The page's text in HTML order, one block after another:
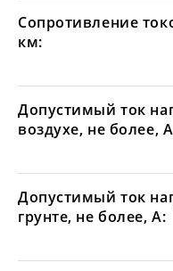
Сопротивление
км:
Допустимый ток
воздухе, не более,
Допустимый ток
грунте, не более, А: